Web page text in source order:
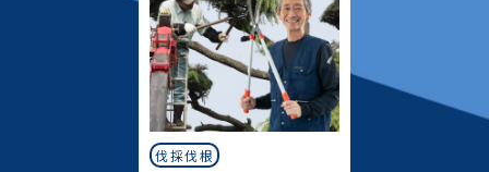
伐採伐根